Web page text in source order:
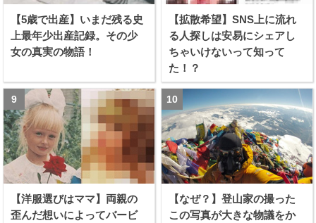
【5歳で出産】いまだ残る史
上最年少出産記録。その少
女の真実の物語！
【拡散希望】SNS上に流れ
る人探しは安易にシェアし
ちゃいけないって知って
た！？
【洋服選びはママ】両親の
歪んだ想いによってバービ
【なぜ？】登山家の撮った
この写真が大きな物議をか